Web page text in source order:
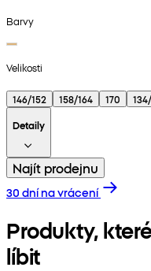
Barvy
Velikosti
146/152 158/164 170
Detaily
Najít prodejnu
30 dní na vrácení
Produkty,
líbit